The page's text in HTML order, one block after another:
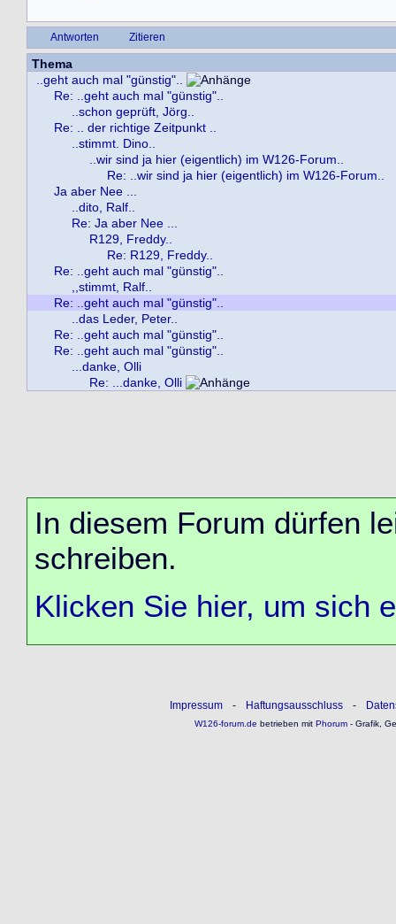
Antworten Zitieren
Thema
..geht auch mal "günstig"..
Re: ..geht auch mal "günstig"..
..schon geprüft, Jörg..
Re: .. der richtige Zeitpunkt ..
..stimmt. Dino..
..wir sind ja hier (eigentlich) im W126-Forum..
Re: ..wir sind ja hier (eigentlich) im W126-Forum..
Ja aber Nee ...
..dito, Ralf..
Re: Ja aber Nee ...
R129, Freddy..
Re: R129, Freddy..
Re: ..geht auch mal "günstig"..
,,stimmt, Ralf..
Re: ..geht auch mal "günstig"..
..das Leder, Peter..
Re: ..geht auch mal "günstig"..
Re: ..geht auch mal "günstig"..
...danke, Olli
Re: ...danke, Olli
In diesem Forum dürfen
schreiben.
Klicken Sie hier, um sich
Impressum - Haftungsausschluss -
W126-forum.de betrieben mitPhorum- Grafik,